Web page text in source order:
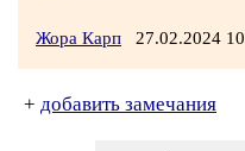
Жора Карп 27.02.2024
+ добавить замечания